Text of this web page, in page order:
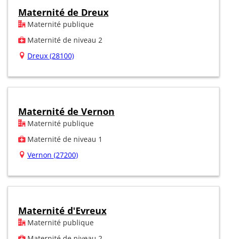
Maternité de Dreux
Maternité publique
Maternité de niveau 2
Dreux (28100)
Maternité de Vernon
Maternité publique
Maternité de niveau 1
Vernon (27200)
Maternité d'Evreux
Maternité publique